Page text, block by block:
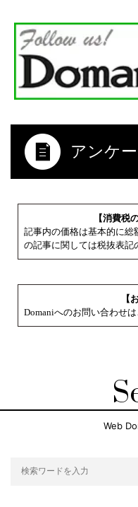
アンケー
【消費税
記事内の価格は基本的に総
の記事に関しては税抜表記
【
Domaniへのお問い合わせは
Web